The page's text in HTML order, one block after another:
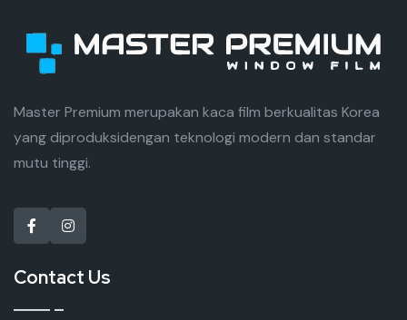
Master Premium merupakan kaca film berkualitas Korea
yang diproduksidengan teknologi modern dan standar
mutu tinggi.
Contact Us